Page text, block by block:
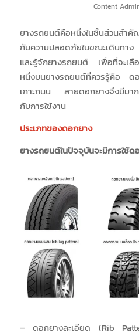
Content
ยางรถยนต์คือหนึ่งในชิ้นส่วนสำ
กับความปลอดภัยในขณะเดินทา
และรู้จักยางรถยนต์ เพื่อที่จะเลื
หนึ่งบนยางรถยนต์ที่ควรรู้คือ ด
เกาะถนน ลายดอกยางจึงมีมาก
กับการใช้งาน
ประเภทของดอกยาง
ยางรถยนต์ในปัจจุบันจะมีการใช้ด
– ดอกยางละเอียด (Rib